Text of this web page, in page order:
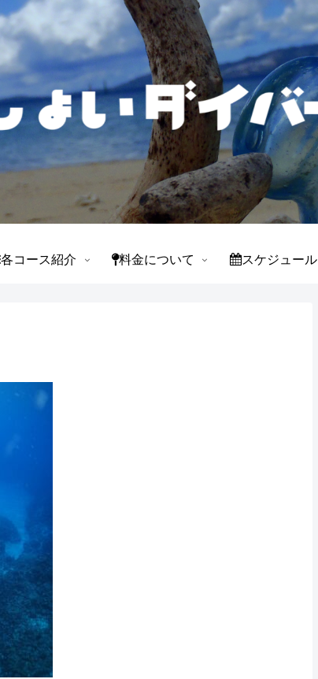
各コース紹介 料金について スケジュール